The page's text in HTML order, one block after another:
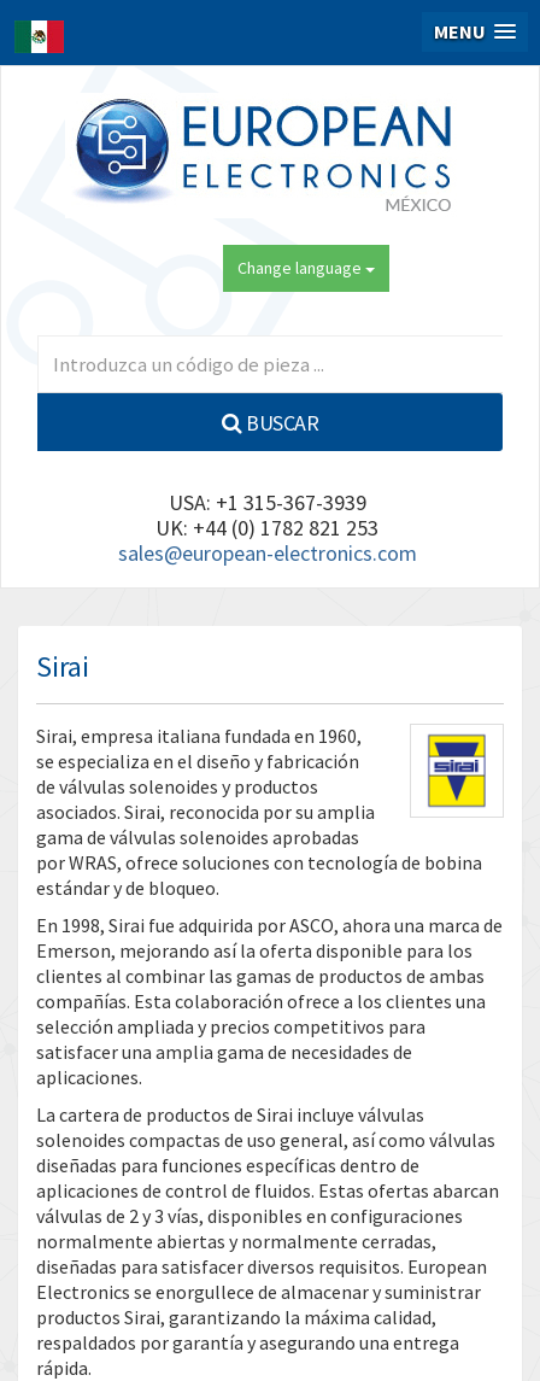
MENU
Change language
BUSCAR
USA: +1 315-367-3939
UK: +44 (0) 1782 821 253
sales@european-electronics.com
Sirai
Sirai, empresa italiana fundada en 1960,
se especializa en el diseño y fabricación
de válvulas solenoides y productos
asociados. Sirai, reconocida por su amplia
gama de válvulas solenoides aprobadas
por WRAS, ofrece soluciones con tecnología de bobina
estándar y de bloqueo.
En 1998, Sirai fue adquirida por ASCO, ahora una marca de
Emerson, mejorando así la oferta disponible para los
clientes al combinar las gamas de productos de ambas
compañías. Esta colaboración ofrece a los clientes una
selección ampliada y precios competitivos para
satisfacer una amplia gama de necesidades de
aplicaciones.
La cartera de productos de Sirai incluye válvulas
solenoides compactas de uso general, así como válvulas
diseñadas para funciones específicas dentro de
aplicaciones de control de fluidos. Estas ofertas abarcan
válvulas de 2 y 3 vías, disponibles en configuraciones
normalmente abiertas y normalmente cerradas,
diseñadas para satisfacer diversos requisitos. European
Electronics se enorgullece de almacenar y suministrar
productos Sirai, garantizando la máxima calidad,
respaldados por garantía y asegurando una entrega
rápida.